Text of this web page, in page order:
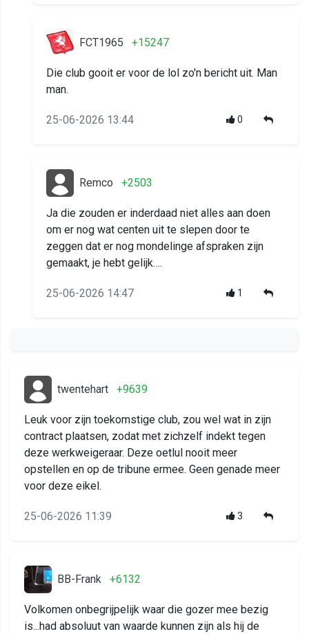
FCT1965 +15247
Die club gooit er voor de lol zo'n bericht uit. Man
man.
25-06-2026 13:44 0
Remco +2503
Ja die zouden er inderdaad niet alles aan doen
om er nog wat centen uit te slepen door te
zeggen dat er nog mondelinge afspraken zijn
gemaakt, je hebt gelijk….
25-06-2026 14:47 1
twentehart +9639
Leuk voor zijn toekomstige club, zou wel wat in zijn
contract plaatsen, zodat met zichzelf indekt tegen
deze werkweigeraar. Deze oetlul nooit meer
opstellen en op de tribune ermee. Geen genade meer
voor deze eikel.
25-06-2026 11:39 3
BB-Frank +6132
Volkomen onbegrijpelijk waar die gozer mee bezig
is...had absoluut van waarde kunnen zijn als hij de